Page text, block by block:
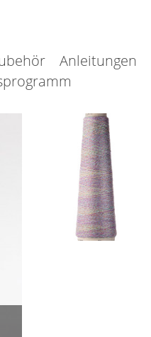
Anleitungen